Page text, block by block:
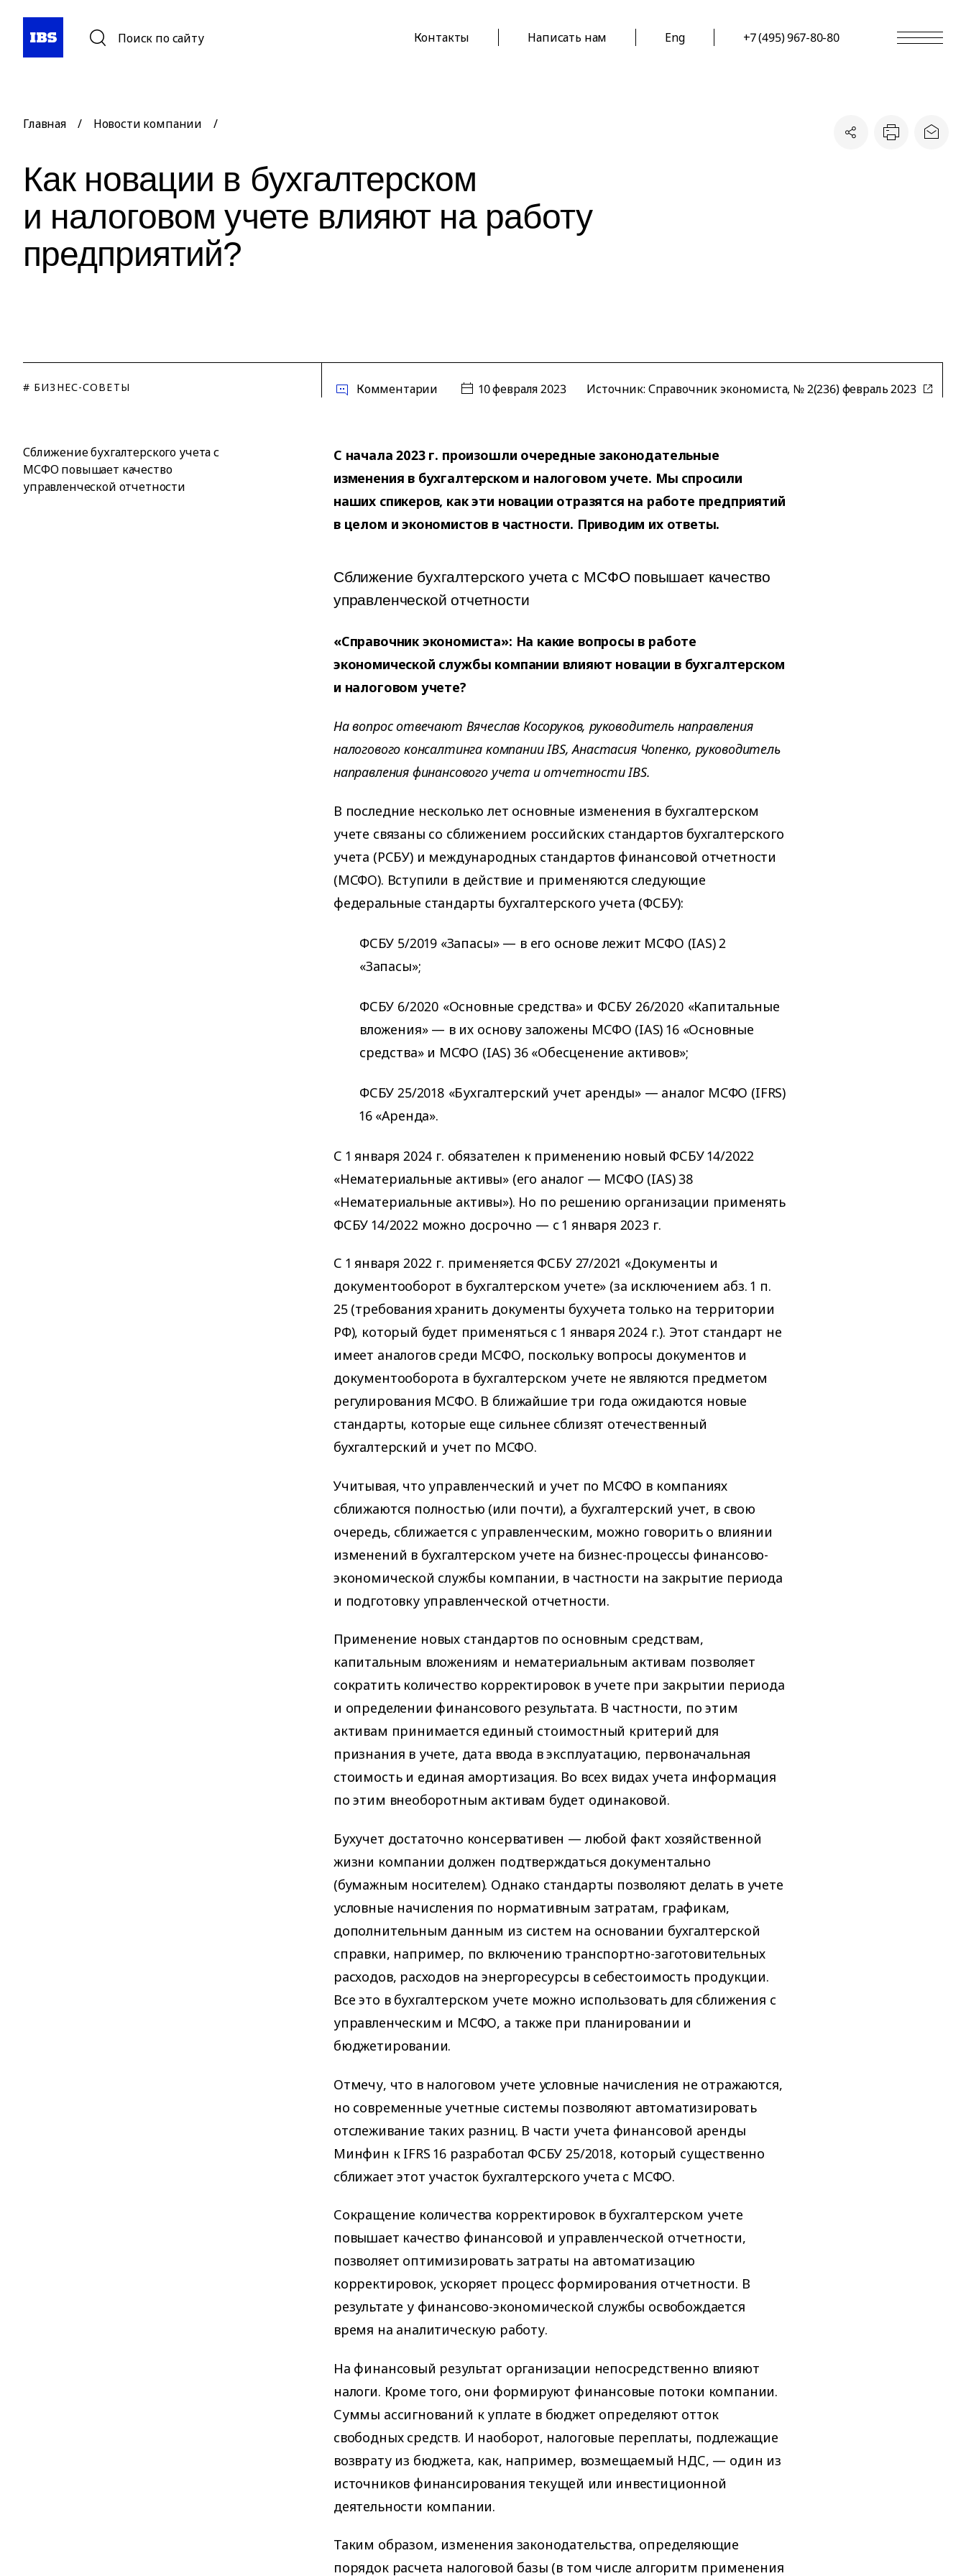
Поиск по сайту Контакты Написать нам Eng +7 (495) 967-80-80
Главная / Новости компании /
Как новации в бухгалтерском
и налоговом учете влияют на работу
предприятий?
# БИЗНЕС-СОВЕТЫ Комментарии 10 февраля 2023 Источник: Справочник экономиста, № 2(236) февраль 2023
Сближение бухгалтерского учета с
МСФО повышает качество
управленческой отчетности
С начала 2023 г. произошли очередные законодательные
изменения в бухгалтерском и налоговом учете. Мы спросили
наших спикеров, как эти новации отразятся на работе предприятий
в целом и экономистов в частности. Приводим их ответы.
Сближение бухгалтерского учета с МСФО повышает качество
управленческой отчетности
«Справочник экономиста»: На какие вопросы в работе
экономической службы компании влияют новации в бухгалтерском
и налоговом учете?
На вопрос отвечают Вячеслав Косоруков, руководитель направления
налогового консалтинга компании IBS, Анастасия Чопенко, руководитель
направления финансового учета и отчетности IBS.
В последние несколько лет основные изменения в бухгалтерском
учете связаны со сближением российских стандартов бухгалтерского
учета (РСБУ) и международных стандартов финансовой отчетности
(МСФО). Вступили в действие и применяются следующие
федеральные стандарты бухгалтерского учета (ФСБУ):
ФСБУ 5/2019 «Запасы» — в его основе лежит МСФО (IAS) 2
«Запасы»;
ФСБУ 6/2020 «Основные средства» и ФСБУ 26/2020 «Капитальные
вложения» — в их основу заложены МСФО (IAS) 16 «Основные
средства» и МСФО (IAS) 36 «Обесценение активов»;
ФСБУ 25/2018 «Бухгалтерский учет аренды» — аналог МСФО (IFRS)
16 «Аренда».
С 1 января 2024 г. обязателен к применению новый ФСБУ 14/2022
«Нематериальные активы» (его аналог — МСФО (IAS) 38
«Нематериальные активы»). Но по решению организации применять
ФСБУ 14/2022 можно досрочно — с 1 января 2023 г.
С 1 января 2022 г. применяется ФСБУ 27/2021 «Документы и
документооборот в бухгалтерском учете» (за исключением абз. 1 п.
25 (требования хранить документы бухучета только на территории
РФ), который будет применяться с 1 января 2024 г.). Этот стандарт не
имеет аналогов среди МСФО, поскольку вопросы документов и
документооборота в бухгалтерском учете не являются предметом
регулирования МСФО. В ближайшие три года ожидаются новые
стандарты, которые еще сильнее сблизят отечественный
бухгалтерский и учет по МСФО.
Учитывая, что управленческий и учет по МСФО в компаниях
сближаются полностью (или почти), а бухгалтерский учет, в свою
очередь, сближается с управленческим, можно говорить о влиянии
изменений в бухгалтерском учете на бизнес-процессы финансово-
экономической службы компании, в частности на закрытие периода
и подготовку управленческой отчетности.
Применение новых стандартов по основным средствам,
капитальным вложениям и нематериальным активам позволяет
сократить количество корректировок в учете при закрытии периода
и определении финансового результата. В частности, по этим
активам принимается единый стоимостный критерий для
признания в учете, дата ввода в эксплуатацию, первоначальная
стоимость и единая амортизация. Во всех видах учета информация
по этим внеоборотным активам будет одинаковой.
Бухучет достаточно консервативен — любой факт хозяйственной
жизни компании должен подтверждаться документально
(бумажным носителем). Однако стандарты позволяют делать в учете
условные начисления по нормативным затратам, графикам,
дополнительным данным из систем на основании бухгалтерской
справки, например, по включению транспортно-заготовительных
расходов, расходов на энергоресурсы в себестоимость продукции.
Все это в бухгалтерском учете можно использовать для сближения с
управленческим и МСФО, а также при планировании и
бюджетировании.
Отмечу, что в налоговом учете условные начисления не отражаются,
но современные учетные системы позволяют автоматизировать
отслеживание таких разниц. В части учета финансовой аренды
Минфин к IFRS 16 разработал ФСБУ 25/2018, который существенно
сближает этот участок бухгалтерского учета с МСФО.
Сокращение количества корректировок в бухгалтерском учете
повышает качество финансовой и управленческой отчетности,
позволяет оптимизировать затраты на автоматизацию
корректировок, ускоряет процесс формирования отчетности. В
результате у финансово-экономической службы освобождается
время на аналитическую работу.
На финансовый результат организации непосредственно влияют
налоги. Кроме того, они формируют финансовые потоки компании.
Суммы ассигнований к уплате в бюджет определяют отток
свободных средств. И наоборот, налоговые переплаты, подлежащие
возврату из бюджета, как, например, возмещаемый НДС, — один из
источников финансирования текущей или инвестиционной
деятельности компании.
Таким образом, изменения законодательства, определяющие
порядок расчета налоговой базы (в том числе алгоритм применения